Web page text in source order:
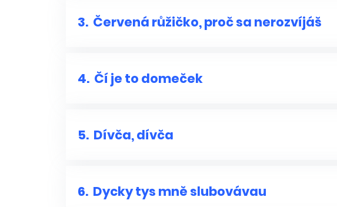
3. Červená růžičko, proč sa nerozvíjáš
4. Čí je to domeček
5. Dívča, dívča
6. Dycky tys mně slubovávau